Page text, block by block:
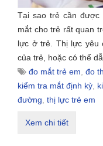
Tại sao trẻ cần được
mắt cho trẻ rất quan
lực ở trẻ. Thị lực yêu
của trẻ, hoặc có thể
đo mắt trẻ em đo
kiểm tra mắt định kỳ
đường thị lực trẻ em
Xem chi tiết